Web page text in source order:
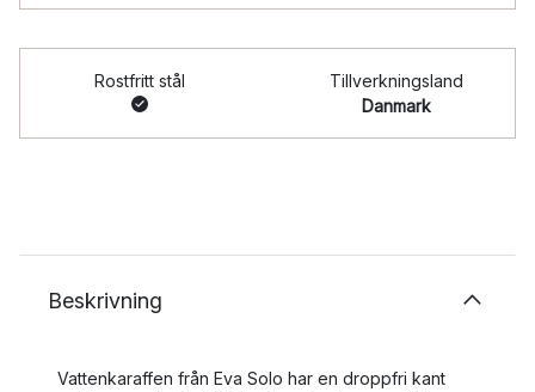
Rostfritt stål
Tillverkningsland
Danmark
Beskrivning
Vattenkaraffen från Eva Solo har en droppfri kant